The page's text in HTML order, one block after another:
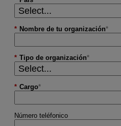
* Nombre de tu organización
* Tipo de organización
* Cargo
Número teléfonico